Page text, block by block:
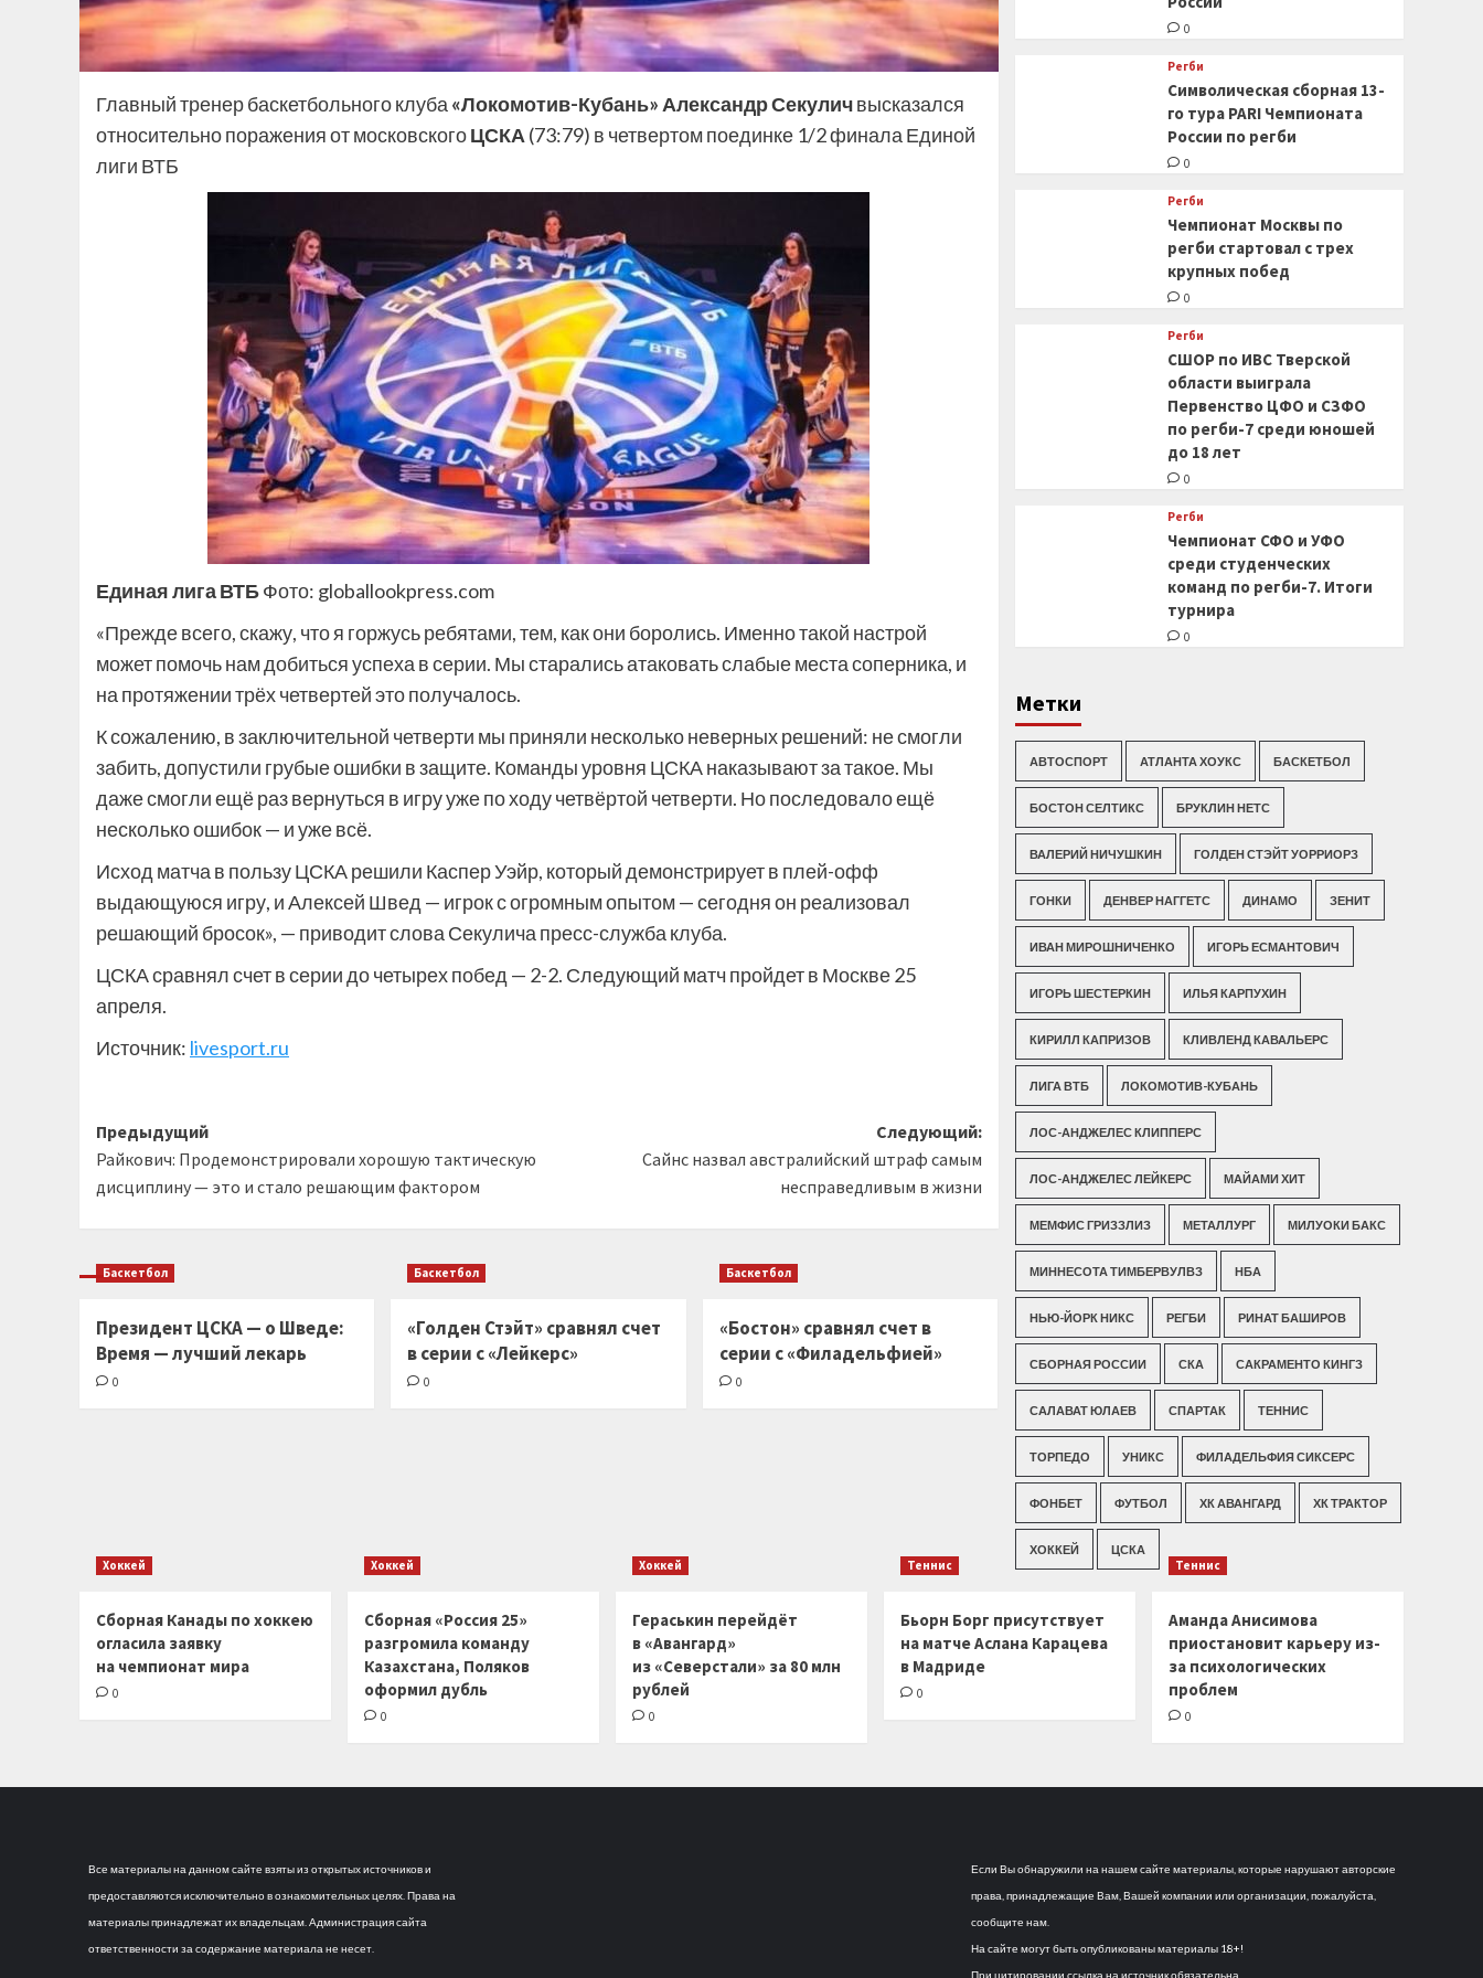
Главный тренер баскетбольного клуба «Локомотив-Кубань» Александр Секуличвысказался
относительно поражения от московскогоЦСКА (73:79) в четвертом поединке 1/2 финала Единой
лиги ВТБ
Единая лига ВТБФото: globallookpress.com
«Прежде всего, скажу, что я горжусь ребятами, тем, как они боролись. Именно такой настрой
может помочь нам добиться успеха в серии. Мы старались атаковать слабые места соперника, и
на протяжении трёх четвертей это получалось.
К сожалению, в заключительной четверти мы приняли несколько неверных решений: не смогли
забить, допустили грубые ошибки в защите. Команды уровня ЦСКА наказывают за такое. Мы
даже смогли ещё раз вернуться в игру уже по ходу четвёртой четверти. Но последовало ещё
несколько ошибок — и уже всё.
Исход матча в пользу ЦСКА решили Каспер Уэйр, который демонстрирует в плей-офф
выдающуюся игру, и Алексей Швед — игрок с огромным опытом — сегодня он реализовал
решающий бросок», — приводит слова Секулича пресс-служба клуба.
ЦСКА сравнял счет в серии до четырех побед — 2-2. Следующий матч пройдет в Москве 25
апреля.
Источник: livesport.ru
Навигация
записи
Предыдущий
Райкович: Продемонстрировали хорошую тактическую
дисциплину — это и стало решающим фактором
Следующий:
Сайнс назвал австралийский штраф самым
несправедливым в жизни
Баскетбол
Президент ЦСКА — о Шведе:
Время — лучший лекарь
0
Баскетбол
«Голден Стэйт» сравнял счет
в серии с «Лейкерс»
0
Баскетбол
«Бостон» сравнял счет в
серии с «Филадельфией»
0
0
Регби
Символическая сборная 13-
го тура PARI Чемпионата
России по регби
0
Регби
Чемпионат Москвы по
регби стартовал с трех
крупных побед
0
Регби
СШОР по ИВС Тверской
области выиграла
Первенство ЦФО и СЗФО
по регби-7 среди юношей
до 18 лет
0
Регби
Чемпионат СФО и УФО
среди студенческих
команд по регби-7. Итоги
турнира
0
Метки
АВТОСПОРТ АТЛАНТА ХОУКС БАСКЕТБОЛ
БОСТОН СЕЛТИКС БРУКЛИН НЕТС
ВАЛЕРИЙ НИЧУШКИН ГОЛДЕН СТЭЙТ УОРРИОРЗ
ГОНКИ ДЕНВЕР НАГГЕТС ДИНАМО ЗЕНИТ
ИВАН МИРОШНИЧЕНКО ИГОРЬ ЕСМАНТОВИЧ
ИГОРЬ ШЕСТЕРКИН ИЛЬЯ КАРПУХИН
КИРИЛЛ КАПРИЗОВ КЛИВЛЕНД КАВАЛЬЕРС
ЛИГА ВТБ ЛОКОМОТИВ-КУБАНЬ
ЛОС-АНДЖЕЛЕС КЛИППЕРС
ЛОС-АНДЖЕЛЕС ЛЕЙКЕРС МАЙАМИ ХИТ
МЕМФИС ГРИЗЗЛИЗ МЕТАЛЛУРГ МИЛУОКИ БАКС
МИННЕСОТА ТИМБЕРВУЛВЗ НБА
НЬЮ-ЙОРК НИКС РЕГБИ РИНАТ БАШИРОВ
СБОРНАЯ РОССИИ СКА САКРАМЕНТО КИНГЗ
САЛАВАТ ЮЛАЕВ СПАРТАК ТЕННИС
ТОРПЕДО УНИКС ФИЛАДЕЛЬФИЯ СИКСЕРС
ФОНБЕТ ФУТБОЛ ХК АВАНГАРД ХК ТРАКТОР
ХОККЕЙ ЦСКА
Хоккей
Сборная Канады по хоккею
огласила заявку
на чемпионат мира
0
Хоккей
Сборная «Россия 25»
разгромила команду
Казахстана, Поляков
оформил дубль
0
Хоккей
Гераськин перейдёт
в «Авангард»
из «Северстали» за 80 млн
рублей
0
Теннис
Бьорн Борг присутствует
на матче Аслана Карацева
в Мадриде
0
Теннис
Аманда Анисимова
приостановит карьеру из-
за психологических
проблем
0
Все материалы на данном сайте взяты из открытых источников и
предоставляются исключительно в ознакомительных целях. Права на
материалы принадлежат их владельцам. Администрация сайта
ответственности за содержание материала не несет.
Если Вы обнаружили на нашем сайте материалы, которые нарушают авторские
права, принадлежащие Вам, Вашей компании или организации, пожалуйста,
сообщите нам.
На сайте могут быть опубликованы материалы 18+!
При цитировании ссылка на источник обязательна.